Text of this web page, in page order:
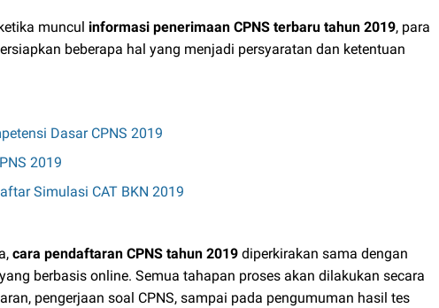
muncul informasi penerimaan CPNS terbaru tahun 2019, para
beberapa hal yang menjadi persyaratan dan ketentuan
Dasar CPNS 2019
2019
Simulasi CAT BKN 2019
cara pendaftaran CPNS tahun 2019 diperkirakan sama dengan
berbasis online. Semua tahapan proses akan dilakukan secara
pengerjaan soal CPNS, sampai pada pengumuman hasil tes